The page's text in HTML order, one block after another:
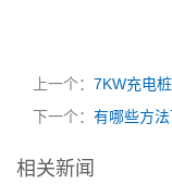
上一个： 7KW充电
下一个： 有哪些方
相关新闻